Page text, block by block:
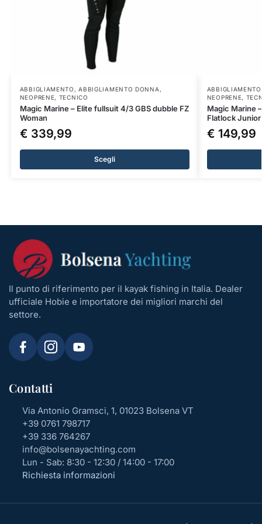
ABBIGLIAMENTO ,ABBIGLIAMENTO DONNA ,
NEOPRENE, TECNICO
Magic Marine – Elite fullsuit 4/3 GBS dubble FZ
Woman
€ 339,99
Scegli
ABBIGLIAMENTO
NEOPRENE,
Magic Marine
Flatlock Junior
€ 149,99
Il punto di riferimento per il kayak fishing in Italia. Dealer
ufficiale Hobie e importatore dei migliori marchi del
settore.
Contatti
Via Antonio Gramsci, 1, 01023 Bolsena VT
+39 0761 798717
+39 336 764267
info@bolsenayachting.com
Lun - Sab: 8:30 - 12:30 / 14:00 - 17:00
Richiesta informazioni